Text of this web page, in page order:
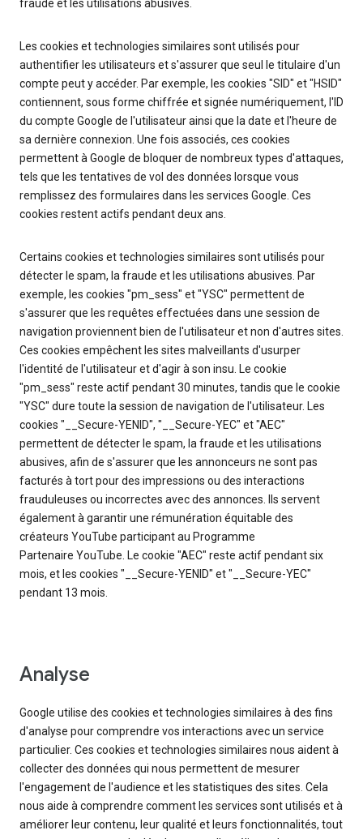
fraude et les utilisations abusives.
Les cookies et technologies similaires sont utilisés pour
authentifier les utilisateurs et s'assurer que seul le titulaire d'un
compte peut y accéder. Par exemple, les cookies "SID" et "HSID"
contiennent, sous forme chiffrée et signée numériquement, l'ID
du compte Google de l'utilisateur ainsi que la date et l'heure de
sa dernière connexion. Une fois associés, ces cookies
permettent à Google de bloquer de nombreux types d'attaques,
tels que les tentatives de vol des données lorsque vous
remplissez des formulaires dans les services Google. Ces
cookies restent actifs pendant deux ans.
Certains cookies et technologies similaires sont utilisés pour
détecter le spam, la fraude et les utilisations abusives. Par
exemple, les cookies "pm_sess" et "YSC" permettent de
s'assurer que les requêtes effectuées dans une session de
navigation proviennent bien de l'utilisateur et non d'autres sites.
Ces cookies empêchent les sites malveillants d'usurper
l'identité de l'utilisateur et d'agir à son insu. Le cookie
"pm_sess" reste actif pendant 30 minutes, tandis que le cookie
"YSC" dure toute la session de navigation de l'utilisateur. Les
cookies "__Secure-YENID", "__Secure-YEC" et "AEC"
permettent de détecter le spam, la fraude et les utilisations
abusives, afin de s'assurer que les annonceurs ne sont pas
facturés à tort pour des impressions ou des interactions
frauduleuses ou incorrectes avec des annonces. Ils servent
également à garantir une rémunération équitable des
créateurs YouTube participant au Programme
Partenaire YouTube. Le cookie "AEC" reste actif pendant six
mois, et les cookies "__Secure-YENID" et "__Secure-YEC"
pendant 13 mois.
Analyse
Google utilise des cookies et technologies similaires à des fins
d'analyse pour comprendre vos interactions avec un service
particulier. Ces cookies et technologies similaires nous aident à
collecter des données qui nous permettent de mesurer
l'engagement de l'audience et les statistiques des sites. Cela
nous aide à comprendre comment les services sont utilisés et à
améliorer leur contenu, leur qualité et leurs fonctionnalités, tout